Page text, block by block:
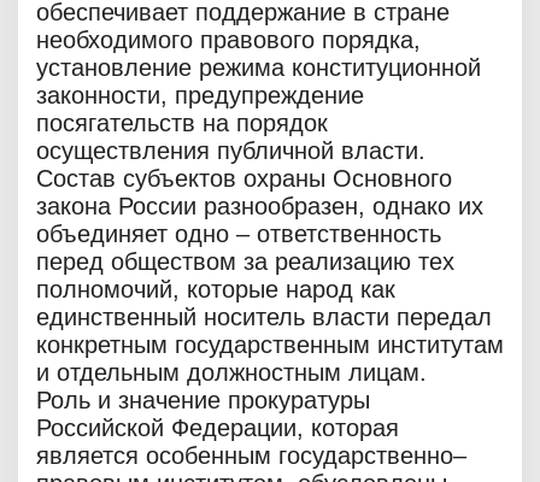
обеспечивает поддержание в стране
необходимого правового порядка,
установление режима конституционной
законности, предупреждение
посягательств на порядок
осуществления публичной власти.
Состав субъектов охраны Основного
закона России разнообразен, однако их
объединяет одно – ответственность
перед обществом за реализацию тех
полномочий, которые народ как
единственный носитель власти передал
конкретным государственным институтам
и отдельным должностным лицам.
Роль и значение прокуратуры
Российской Федерации, которая
является особенным государственно–